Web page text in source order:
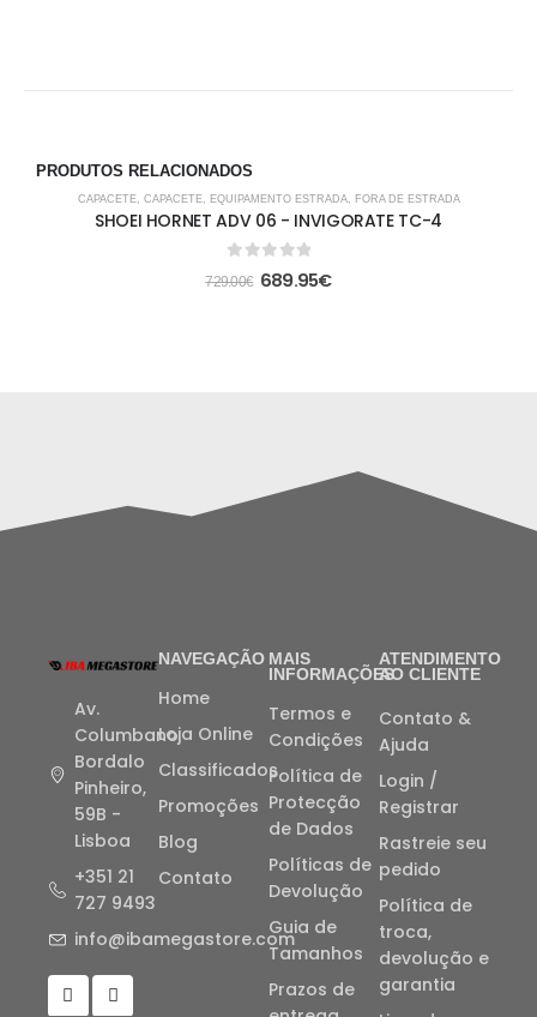
PRODUTOS RELACIONADOS
-5%CAPACETE, CAPACETE, EQUIPAMENTO ESTRADA, FORA DE ESTRADA
SHOEI HORNET ADV 06 - INVIGORATE TC-4
out of 5
729.00€ 689.95€
Av.
Columbano
Bordalo
Pinheiro,
59B -
Lisboa
+351 21
727 9493
info@ibamegastore.com
NAVEGAÇÃO
Home
Loja Online
Classificados
Promoções
Blog
Contato
MAIS
INFORMAÇÕES
Termos e
Condições
Política de
Protecção
de Dados
Políticas de
Devolução
Guia de
Tamanhos
Prazos de
ATENDIMENTO
AO CLIENTE
Contato &
Ajuda
Login /
Registrar
Rastreie seu
pedido
Política de
troca,
devolução e
garantia